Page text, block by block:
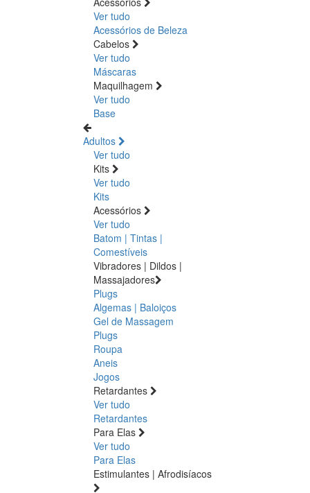
Ver tudo
Acessórios de Beleza
Cabelos
Ver tudo
Máscaras
Maquilhagem
Ver tudo
Base
Adultos
Ver tudo
Kits
Ver tudo
Kits
Acessórios
Ver tudo
Batom | Tintas |
Comestíveis
Vibradores | Dildos |
Massajadores
Plugs
Algemas | Baloiços
Gel de Massagem
Plugs
Roupa
Aneis
Jogos
Retardantes
Ver tudo
Retardantes
Para Elas
Ver tudo
Para Elas
Estimulantes | Afrodisíacos